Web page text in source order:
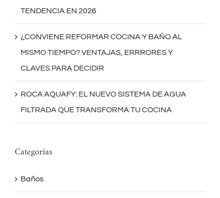
TENDENCIA EN 2026
¿CONVIENE REFORMAR COCINA Y BAÑO AL
MISMO TIEMPO? VENTAJAS, ERRRORES Y
CLAVES PARA DECIDIR
ROCA AQUAFY: EL NUEVO SISTEMA DE AGUA
FILTRADA QUE TRANSFORMA TU COCINA
Categorías
Baños